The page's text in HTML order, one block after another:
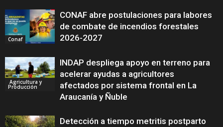
Conaf
CONAF abre postulaciones para labores
de combate de incendios forestales
2026-2027
Agricultura y
Producción
INDAP despliega apoyo en terreno para
acelerar ayudas a agricultores
afectados por sistema frontal en La
Araucanía y Ñuble
Detección a tiempo metritis postparto